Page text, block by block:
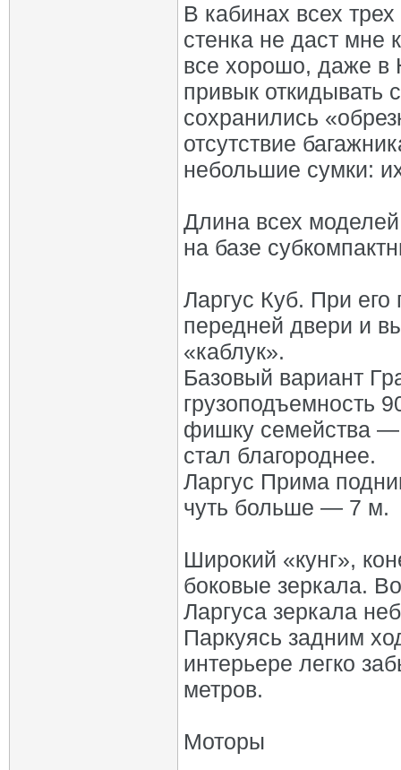
В кабинах всех
стенка не даст мне
все хорошо, даже в
привык откидывать
сохранились
отсутствие
небольшие сумки:
Длина всех
на базе
Ларгус Куб. При его
передней двери и
«каблук».
Базовый вариант
грузоподъемность
фишку семейства —
стал благороднее.
Ларгус Прима
чуть больше — 7 м.
Широкий «кунг»,
боковые зеркала.
Ларгуса зеркала
Паркуясь задним
интерьере легко
метров.
Моторы